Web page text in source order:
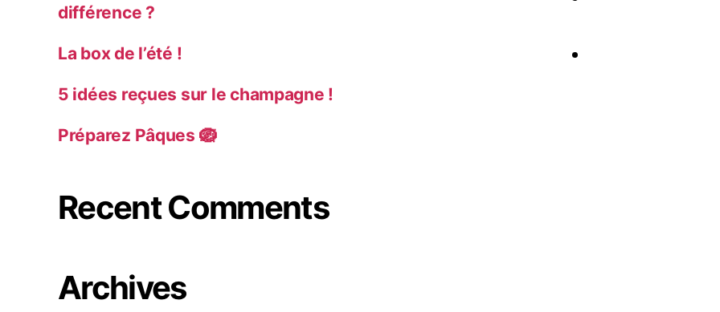
différence ?
La box de l’été !
5 idées reçues sur le champagne !
Préparez Pâques 🪺
Recent Comments
Archives